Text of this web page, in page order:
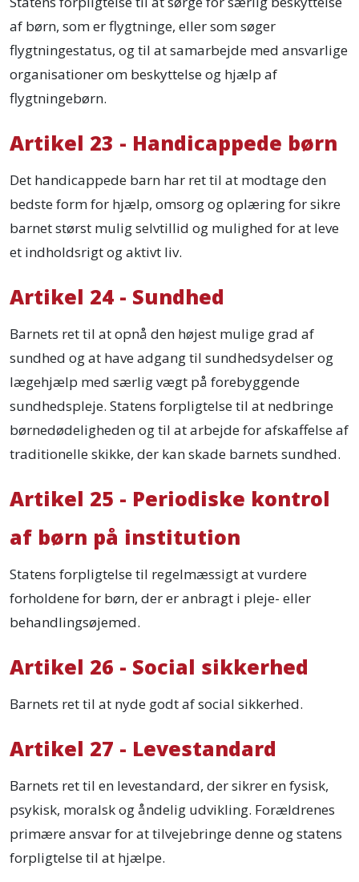
af børn, som er flygtninge, eller som søger
flygtningestatus, og til at samarbejde med ansvarlige
organisationer om beskyttelse og hjælp af
flygtningebørn.
Artikel 23 - Handicappede børn
Det handicappede barn har ret til at modtage den
bedste form for hjælp, omsorg og oplæring for sikre
barnet størst mulig selvtillid og mulighed for at leve
et indholdsrigt og aktivt liv.
Artikel 24 - Sundhed
Barnets ret til at opnå den højest mulige grad af
sundhed og at have adgang til sundhedsydelser og
lægehjælp med særlig vægt på forebyggende
sundhedspleje. Statens forpligtelse til at nedbringe
børnedødeligheden og til at arbejde for afskaffelse af
traditionelle skikke, der kan skade barnets sundhed.
Artikel 25 - Periodiske kontrol
af børn på institution
Statens forpligtelse til regelmæssigt at vurdere
forholdene for børn, der er anbragt i pleje- eller
behandlingsøjemed.
Artikel 26 - Social sikkerhed
Barnets ret til at nyde godt af social sikkerhed.
Artikel 27 - Levestandard
Barnets ret til en levestandard, der sikrer en fysisk,
psykisk, moralsk og åndelig udvikling. Forældrenes
primære ansvar for at tilvejebringe denne og statens
forpligtelse til at hjælpe.